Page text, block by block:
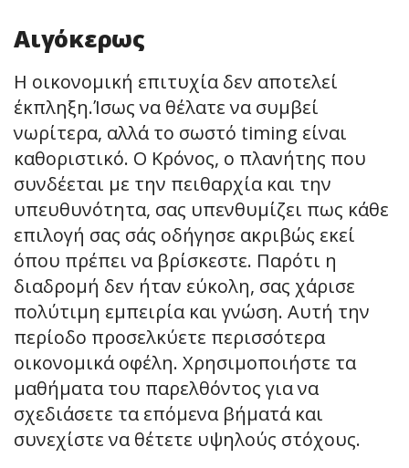
Αιγόκερως
Η οικονομική επιτυχία δεν αποτελεί
έκπληξη.Ίσως να θέλατε να συμβεί
νωρίτερα, αλλά το σωστό timing είναι
καθοριστικό. Ο Κρόνος, ο πλανήτης που
συνδέεται με την πειθαρχία και την
υπευθυνότητα, σας υπενθυμίζει πως κάθε
επιλογή σας σάς οδήγησε ακριβώς εκεί
όπου πρέπει να βρίσκεστε. Παρότι η
διαδρομή δεν ήταν εύκολη, σας χάρισε
πολύτιμη εμπειρία και γνώση. Αυτή την
περίοδο προσελκύετε περισσότερα
οικονομικά οφέλη. Χρησιμοποιήστε τα
μαθήματα του παρελθόντος για να
σχεδιάσετε τα επόμενα βήματά και
συνεχίστε να θέτετε υψηλούς στόχους.